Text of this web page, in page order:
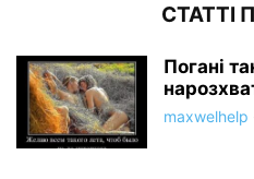
СТАТТІ
Погані
maxwelhelp